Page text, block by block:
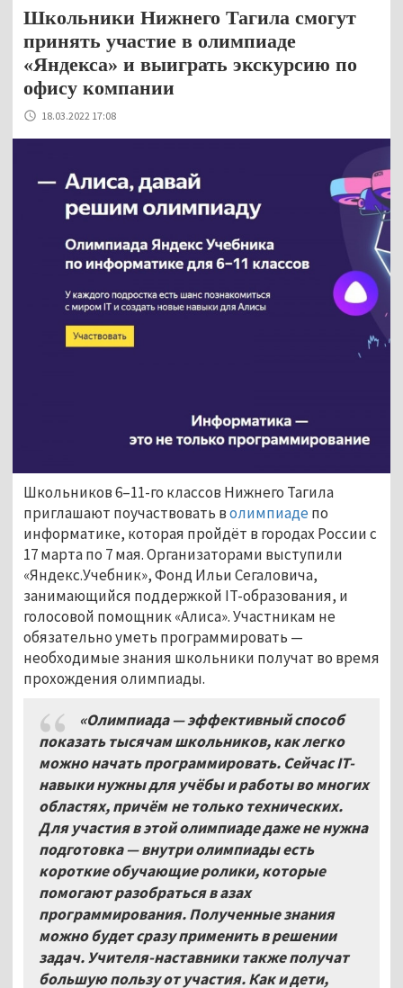
Школьники Нижнего Тагила смогут
принять участие в олимпиаде
«Яндекса» и выиграть экскурсию по
офису компании
18.03.2022 17:08
Школьников 6–11-го классов Нижнего Тагила
приглашают поучаствовать волимпиаде по
информатике, которая пройдёт в городах России с
17 марта по 7 мая. Организаторами выступили
«Яндекс.Учебник», Фонд Ильи Сегаловича,
занимающийся поддержкой IT-образования, и
голосовой помощник «Алиса». Участникам не
обязательно уметь программировать —
необходимые знания школьники получат во время
прохождения олимпиады.
«Олимпиада — эффективный способ
показать тысячам школьников, как легко
можно начать программировать. Сейчас IT-
навыки нужны для учёбы и работы во многих
областях, причём не только технических.
Для участия в этой олимпиаде даже не нужна
подготовка —внутри олимпиады есть
короткие обучающие ролики, которые
помогают разобраться в азах
программирования. Полученные знания
можно будет сразу применить в решении
задач.Учителя-наставники также получат
большую пользу от участия. Как и дети,